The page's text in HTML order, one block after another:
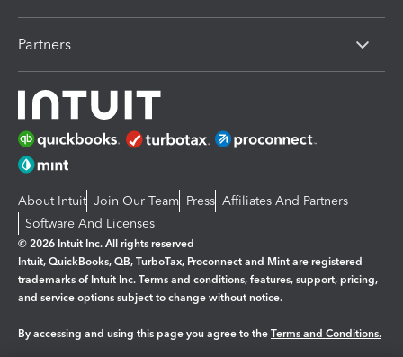
Partners
About Intuit Join Our Team Press Affiliates And Partners
Software And Licenses
© 2026 Intuit Inc. All rights reserved
Intuit, QuickBooks, QB, TurboTax, Proconnect and Mint are registered
trademarks of Intuit Inc. Terms and conditions, features, support, pricing,
and service options subject to change without notice.
By accessing and using this page you agree to the Terms and Conditions.